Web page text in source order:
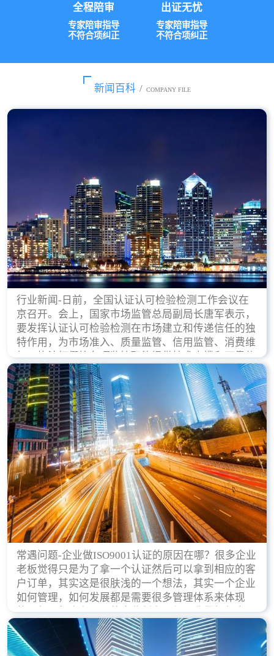
全程陪审
专家陪审指导
不符合项纠正
出证无忧
专家陪审指导
不符合项纠正
新闻百科 / COMPANY FILE
行业新闻-日前，全国认证认可检验检测工作会议在
京召开。会上，国家市场监管总局副局长唐军表示，
要发挥认证认可检验检测在市场建立和传递信任的独
特作用，为市场准入、质量监管、信用监管、消费维
权、执法打假等各项监管职能提供技术支撑和可靠依
据。
常遇问题-企业做ISO9001认证的原因在哪？很多企业
老板觉得只是为了拿一个认证然后可以拿到相应的客
户订单，其实这是很肤浅的一个想法，其实一个企业
如何管理，如何发展都是需要很多管理体系来体现
的，每天都会有不同的企业创立，但是我们如何去证
实一个企业的合法，有质量保证了？这就是ISO9001
认证体现价值的时候，那么键锋小编就来细说下企业
做ISO9001认证的根本原因。